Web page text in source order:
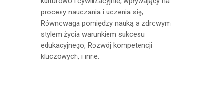
procesy nauczania i uczenia się,
Równowaga pomiędzy nauką a zdrowym
stylem życia warunkiem sukcesu
edukacyjnego, Rozwój kompetencji
kluczowych, i inne.